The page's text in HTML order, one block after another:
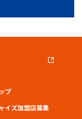
プ
イズ加盟店募集